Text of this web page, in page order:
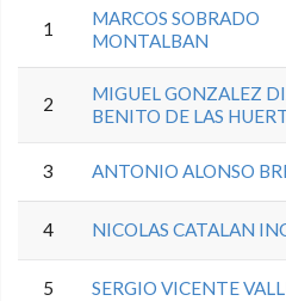
1
MARCOS SOBRADO
MONTALBAN
2
MIGUEL GONZALEZ
BENITO DE LAS
3 ANTONIO ALONSO
4 NICOLAS CATALAN
5 SERGIO VICENTE